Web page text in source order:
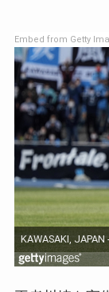
Embed from Getty